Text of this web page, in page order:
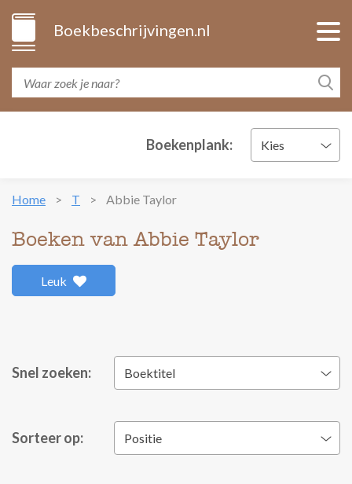
Boekbeschrijvingen.nl
Boekenplank: Kies
Home T Abbie Taylor
Boeken van Abbie Taylor
Leuk
Snel zoeken: Boektitel
Sorteer op: Positie